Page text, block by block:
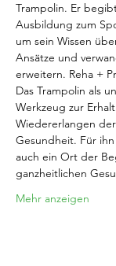
Trampolin. Er
Ausbildung zum
um sein Wissen
Ansätze und
erweitern. Reha +
Das Trampolin als
Werkzeug zur
Wiedererlangen
Gesundheit. Für
auch ein Ort der
ganzheitlichen
Mehr anzeigen